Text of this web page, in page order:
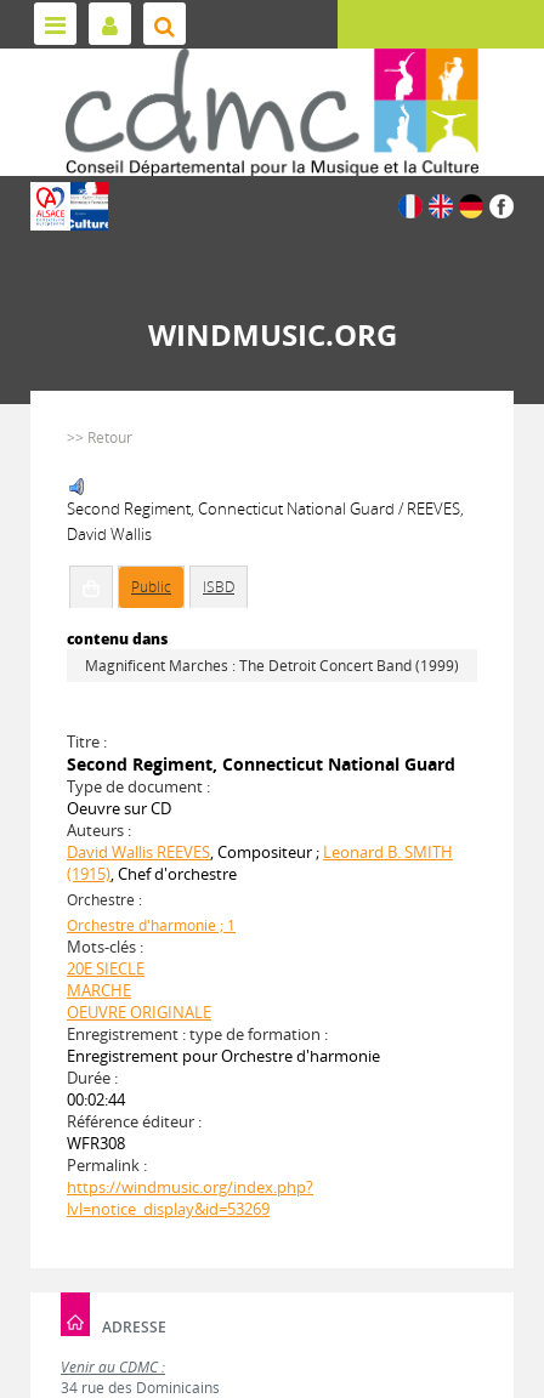
WINDMUSIC.ORG
>> Retour
Second Regiment, Connecticut National Guard / REEVES,
David Wallis
Public ISBD
contenu dans
Magnificent Marches : The Detroit Concert Band (1999)
Titre :
Second Regiment, Connecticut National Guard
Type de document :
Oeuvre sur CD
Auteurs :
David Wallis REEVES, Compositeur ; Leonard B. SMITH
(1915), Chef d'orchestre
Orchestre :
Orchestre d'harmonie ; 1
Mots-clés :
20E SIECLE
MARCHE
OEUVRE ORIGINALE
Enregistrement : type de formation :
Enregistrement pour Orchestre d'harmonie
Durée :
00:02:44
Référence éditeur :
WFR308
Permalink :
https://windmusic.org/index.php?
lvl=notice_display&id=53269
ADRESSE
Venir au CDMC :
34 rue des Dominicains